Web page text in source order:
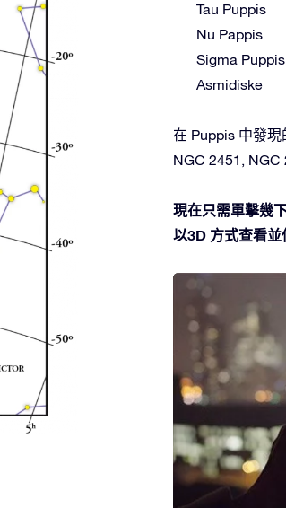
Tau Puppis
Nu Pappis
Sigma Puppis
Asmidiske
在 Puppis 中發
NGC 2451, NGC
現在只需單擊幾
以3D 方式查看並